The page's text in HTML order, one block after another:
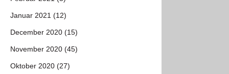
Januar 2021 (12)
December 2020 (15)
November 2020 (45)
Oktober 2020 (27)